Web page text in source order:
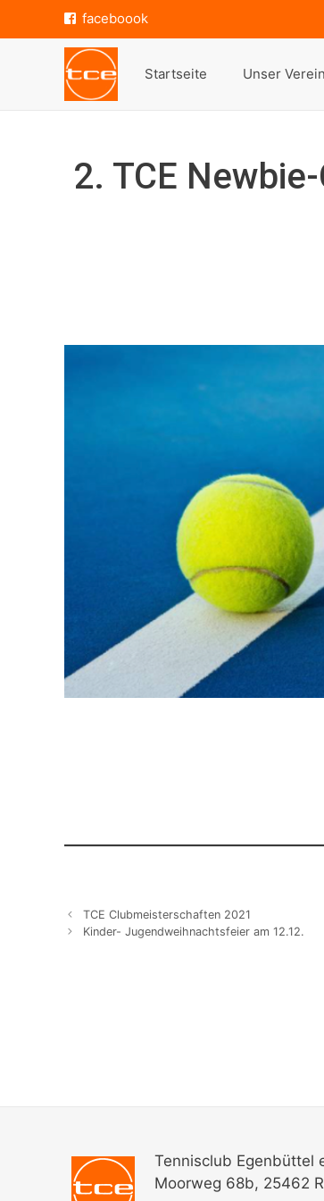
faceboook
Startseite Unser Verein
2. TCE
TCE Clubmeisterschaften 2021
Kinder- Jugendweihnachtsfeier am 12.12.
Tennisclub Egenbüttel
Moorweg 68b, 25462